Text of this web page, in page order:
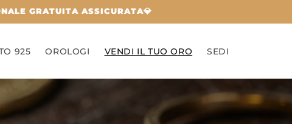
GRATUITA ASSICURATA💎
925 OROLOGI VENDI IL TUO ORO SEDI